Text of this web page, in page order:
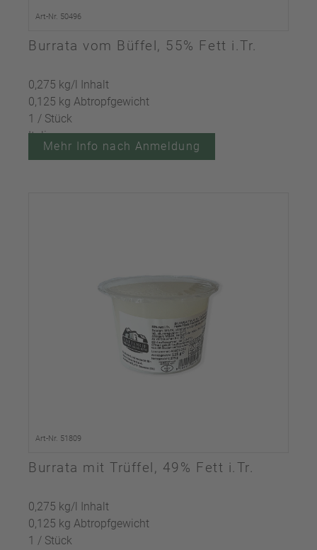
Art-Nr. 50496
Burrata vom Büffel, 55% Fett i.Tr.
0,275 kg/l Inhalt
0,125 kg Abtropfgewicht
1 / Stück
Italien
Mehr Info nach Anmeldung
Art-Nr. 51809
Burrata mit Trüffel, 49% Fett i.Tr.
0,275 kg/l Inhalt
0,125 kg Abtropfgewicht
1 / Stück